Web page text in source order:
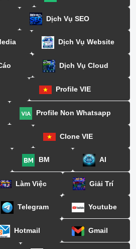
Dịch Vụ SEO
Dịch Vụ Website
Dịch Vụ Cloud
Profile VIE
Profile Non Whatsapp
Clone VIE
BM AI
Làm Việc Giải Trí
Telegram Youtube
Hotmail Gmail